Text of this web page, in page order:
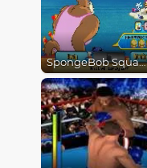
SpongeBob SquarePants : Monster Island Adventures